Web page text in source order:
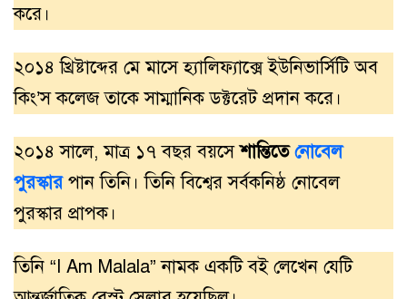
করে।
২০১৪ খ্রিষ্টাব্দের মে মাসে হ্যালিফ্যাক্সে ইউনিভার্সিটি অব
কিং’স কলেজ তাকে সাম্মানিক ডক্টরেট প্রদান করে।
২০১৪ সালে, মাত্র ১৭ বছর বয়সেশান্তিতেনোবেল
পুরস্কারপান তিনি। তিনি বিশ্বের সর্বকনিষ্ঠ নোবেল
পুরস্কার প্রাপক।
তিনি “I Am Malala” নামক একটি বই লেখেন যেটি